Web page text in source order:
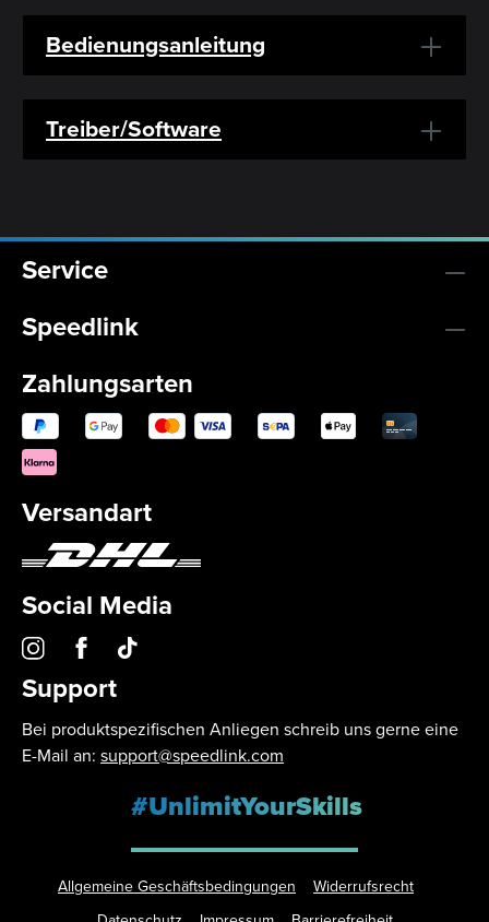
Bedienungsanleitung
Treiber/Software
Service
Speedlink
Zahlungsarten
Versandart
Social Media
Support
Bei produktspezifischen Anliegen schreib uns gerne eine
E-Mail an: support@speedlink.com
#UnlimitYourSkills
Allgemeine Geschäftsbedingungen
Widerrufsrecht